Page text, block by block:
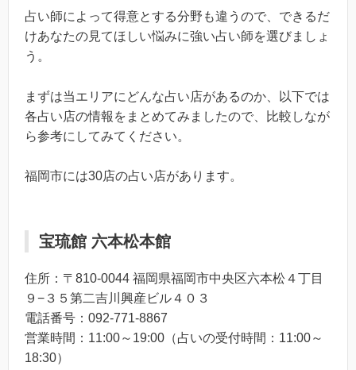
占い師によって得意とする分野も違うので、できるだ
けあなたの見てほしい悩みに強い占い師を選びましょ
う。
まずは当エリアにどんな占い店があるのか、以下では
各占い店の情報をまとめてみましたので、比較しなが
ら参考にしてみてください。
福岡市には30店の占い店があります。
宝琉館 六本松本館
住所：〒810-0044 福岡県福岡市中央区六本松４丁目
９−３５第二吉川興産ビル４０３
電話番号：092-771-8867
営業時間：11:00～19:00（占いの受付時間：11:00～
18:30）